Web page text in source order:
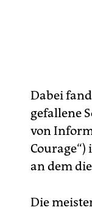
Dabei
gefallene
von
an dem
Die